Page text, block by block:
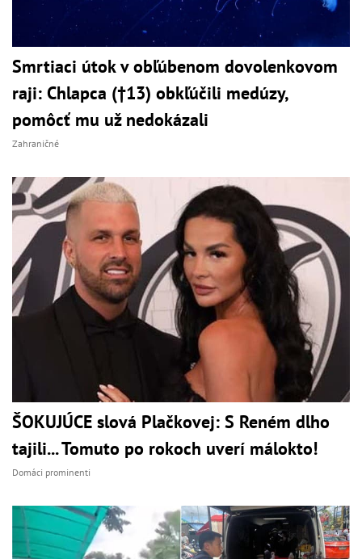
Smrtiaci útok v obľúbenom dovolenkovom
raji: Chlapca (†13) obkľúčili medúzy,
pomôcť mu už nedokázali
Zahraničné
ŠOKUJÚCE slová Plačkovej: S Reném dlho
tajili... Tomuto po rokoch uverí málokto!
Domáci prominenti